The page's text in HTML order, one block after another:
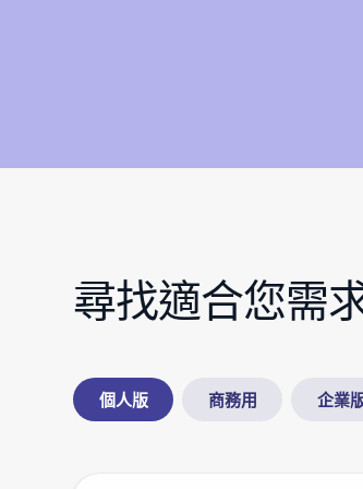
尋找適合您需
個人版 商務用 企業